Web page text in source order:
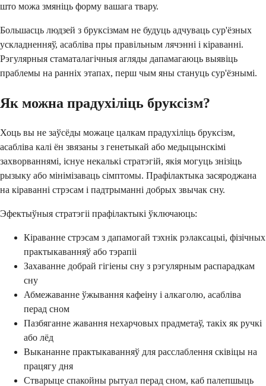
што можа змяніць форму вашага твару.
Большасць людзей з бруксізмам не будуць адчуваць сур'ёзных
ускладненняў, асабліва пры правільным лячэнні і кіраванні.
Рэгулярныя стаматалагічныя агляды дапамагаюць выявіць
праблемы на ранніх этапах, перш чым яны стануць сур'ёзнымі.
Як можна прадухіліць бруксізм?
Хоць вы не заўсёды можаце цалкам прадухіліць бруксізм,
асабліва калі ён звязаны з генетыкай або медыцынскімі
захворваннямі, існуе некалькі стратэгій, якія могуць знізіць
рызыку або мінімізаваць сімптомы. Прафілактыка засяроджана
на кіраванні стрэсам і падтрыманні добрых звычак сну.
Эфектыўныя стратэгіі прафілактыкі ўключаюць:
Кіраванне стрэсам з дапамогай тэхнік рэлаксацыі, фізічных
практыкаванняў або тэрапіі
Захаванне добрай гігіены сну з рэгулярным распарадкам
сну
Абмежаванне ўжывання кафеіну і алкаголю, асабліва
перад сном
Пазбяганне жавання нехарчовых прадметаў, такіх як ручкі
або лёд
Выкананне практыкаванняў для расслаблення сківіцы на
працягу дня
Стварыце спакойны рытуал перад сном, каб палепшыць